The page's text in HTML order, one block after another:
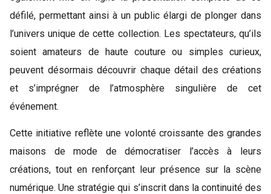
défilé, permettant ainsi à un public élargi de plonger dans
l’univers unique de cette collection. Les spectateurs, qu’ils
soient amateurs de haute couture ou simples curieux,
peuvent désormais découvrir chaque détail des créations
et s’imprégner de l’atmosphère singulière de cet
événement.
Cette initiative reflète une volonté croissante des grandes
maisons de mode de démocratiser l’accès à leurs
créations, tout en renforçant leur présence sur la scène
numérique. Une stratégie qui s’inscrit dans la continuité des